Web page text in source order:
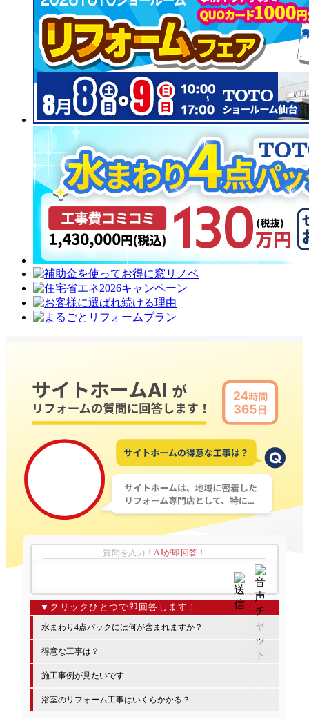
質問を入力！AIが即回答！
水まわり4点パックには何が含まれますか？
得意な工事は？
施工事例が見たいです
浴室のリフォーム工事はいくらかかる？